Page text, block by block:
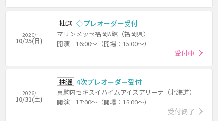
2026/
10/25(日)
抽選 ◇プレオーダー受付
マリンメッセ福岡A館（福岡県）
開演：16:00～（開場：15:00～）
受付中
2026/
10/31(土)
抽選 4次プレオーダー受付
真駒内セキスイハイムアイスアリーナ（北海道）
開演：17:00～（開場：16:00～）
受付終了